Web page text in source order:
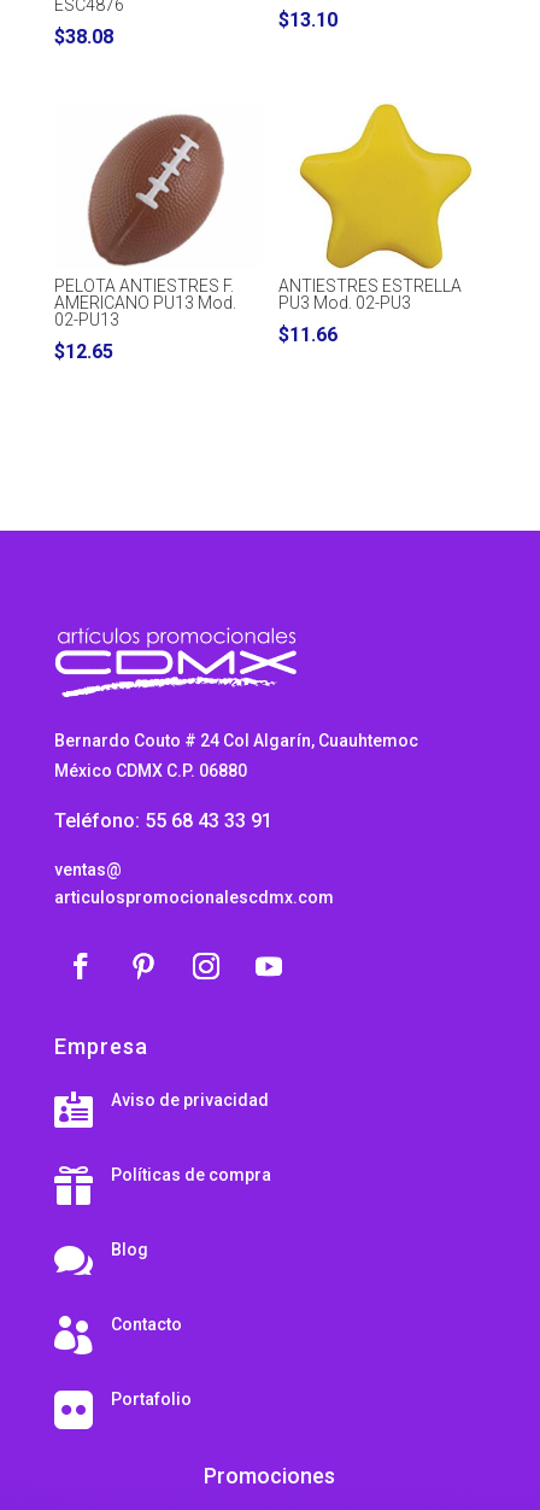
ESC4876
$38.08
$13.10
PELOTA ANTIESTRES F.
AMERICANO PU13 Mod.
02-PU13
$12.65
ANTIESTRES ESTRELLA
PU3 Mod. 02-PU3
$11.66
Bernardo Couto # 24 Col Algarín, Cuauhtemoc
México CDMX C.P. 06880
Teléfono: 55 68 43 33 91
ventas@
articulospromocionalescdmx.com
Empresa
 Aviso de privacidad
 Políticas de compra
 Blog
 Contacto
 Portafolio
Promociones